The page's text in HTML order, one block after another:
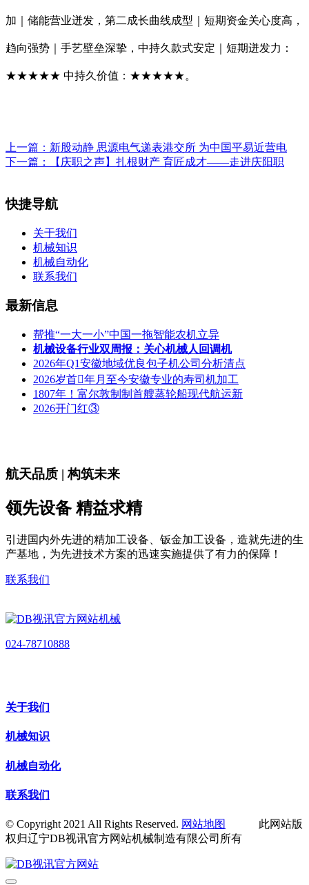
加｜储能营业迸发，第二成长曲线成型｜短期资金关心度高，
趋向强势｜手艺壁垒深挚，中持久款式安定｜短期迸发力：
★★★★★ 中持久价值：★★★★★。
上一篇： 新股动静 思源电气递表港交所 为中国平易近营电
下一篇：
【庆职之声】扎根财产 育匠成才——走进庆阳职
快捷导航
关于我们
机械知识
机械自动化
联系我们
最新信息
帮推“一大一小”中国一拖智能农机立异
机械设备行业双周报：关心机械人回调机
2026年Q1安徽地域优良包子机公司分析清点
2026岁首年月至今安徽专业的寿司机加工
1807年！富尔敦制制首艘蒸轮船现代航运新
2026开门红③
航天品质 | 构筑未来
领先设备 精益求精
引进国内外先进的精加工设备、钣金加工设备，造就先进的生
产基地，为先进技术方案的迅速实施提供了有力的保障！
联系我们
024-78710888
关于我们
机械知识
机械自动化
联系我们
© Copyright 2021 All Rights Reserved. 网站地图
此网站版
权归辽宁DB视讯官方网站机械制造有限公司所有